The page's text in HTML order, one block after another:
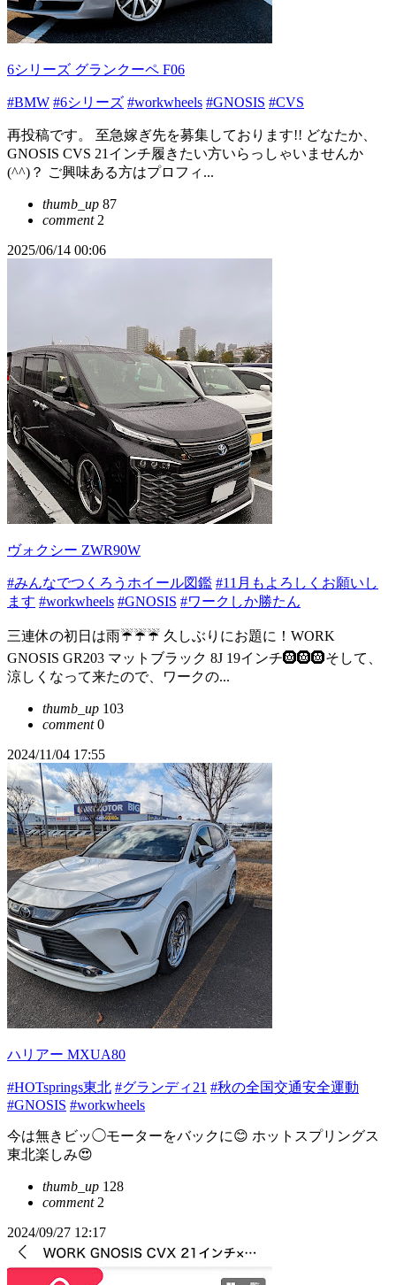
6シリーズ グランクーペ F06
#BMW #6シリーズ #workwheels #GNOSIS #CVS
再投稿です。 至急嫁ぎ先を募集しております!! どなたか、
GNOSIS CVS 21インチ履きたい方いらっしゃいませんか
(^^)？ ご興味ある方はプロフィ...
thumb_up 87
comment2
2025/06/14 00:06
ヴォクシー ZWR90W
#みんなでつくろうホイール図鑑 #11月もよろしくお願いし
ます #workwheels #GNOSIS #ワークしか勝たん
三連休の初日は雨☔☔☔ 久しぶりにお題に！WORK
GNOSIS GR203 マットブラック 8J 19インチ🛞🛞🛞そして、
涼しくなって来たので、ワークの...
thumb_up 103
comment0
2024/11/04 17:55
ハリアー MXUA80
#HOTsprings東北 #グランディ21 #秋の全国交通安全運動
#GNOSIS #workwheels
今は無きビッ◯モーターをバックに😊 ホットスプリングス
東北楽しみ😍
thumb_up 128
comment2
2024/09/27 12:17